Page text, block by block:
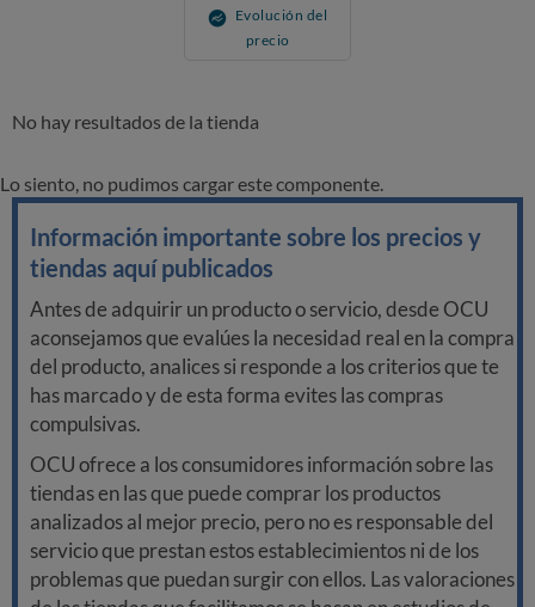
Evolución del
precio
No hay resultados de la tienda
Lo siento, no pudimos cargar este componente.
Información importante sobre los precios y
tiendas aquí publicados
Antes de adquirir un producto o servicio, desde OCU
aconsejamos que evalúes la necesidad real en la compra
del producto, analices si responde a los criterios que te
has marcado y de esta forma evites las compras
compulsivas.
OCU ofrece a los consumidores información sobre las
tiendas en las que puede comprar los productos
analizados al mejor precio, pero no es responsable del
servicio que prestan estos establecimientos ni de los
problemas que puedan surgir con ellos. Las valoraciones